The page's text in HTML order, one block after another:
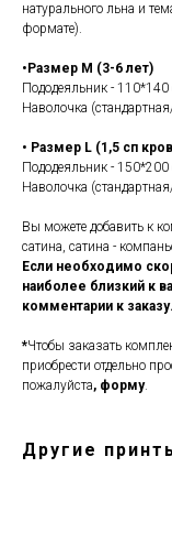
натурального льна и
формате).
•Размер М (3-6 лет)
Пододеяльник - 110*140
Наволочка
• Размер L (1,5 сп
Пододеяльник - 150*200
Наволочка
Вы можете добавить к
сатина, сатина -
Если необходимо
наиболее близкий к
комментарии к
*Чтобы заказать
приобрести отдельно
пожалуйста, форму.
Другие